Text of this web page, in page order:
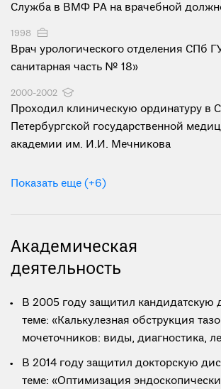
Служба в ВМФ РА на врачебной
1998
Врач урологического отделения СПб
санитарная часть № 18»
2000-2002
Проходил клиническую ординатуру в
Петербургской государственной
академии им. И.И. Мечникова
Показать еще (+6)
Академическая
деятельность
В 2005 году защитил кандидатскую
теме: «Калькулезная обструкция
мочеточников: виды, диагностика,
В 2014 году защитил докторскую
теме: «Оптимизация